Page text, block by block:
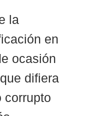
la
en
ocasión
difiera
corrupto